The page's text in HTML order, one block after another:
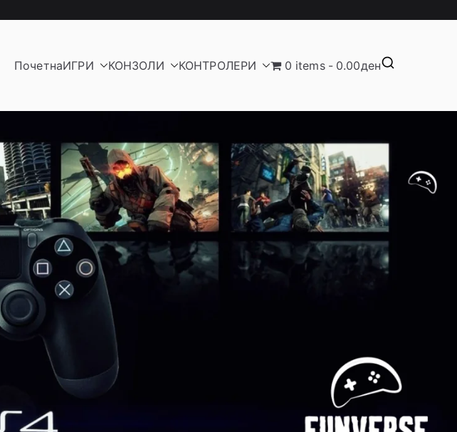
ПочетнаИГРИ КОНЗОЛИ КОНТРОЛЕРИ 0 items 0.00ден